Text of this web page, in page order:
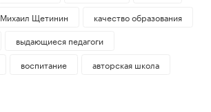
Михаил Щетинин
качество образования
выдающиеся педагоги
воспитание авторская школа